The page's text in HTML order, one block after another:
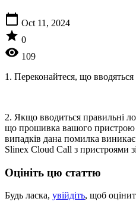
calendar_today Oct 11, 2024
star 0
visibility 109
1. Переконайтеся, що вводяться
2. Якщо вводиться правильні
що прошивка вашого пристрою
випадків дана помилка
Slinex Cloud Call з пристроями
Оцініть цю статтю
Будь ласка, увійдіть, щоб